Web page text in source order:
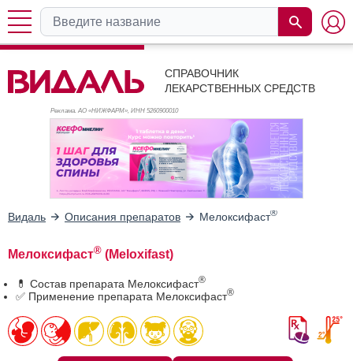
СПРАВОЧНИК
ЛЕКАРСТВЕННЫХ СРЕДСТВ
Реклама. АО «НИЖФАРМ», ИНН 5260900010
Видаль Описания препаратов Мелоксифаст®
Мелоксифаст® (Meloxifast)
💊 Состав препарата Мелоксифаст®
✅ Применение препарата Мелоксифаст®